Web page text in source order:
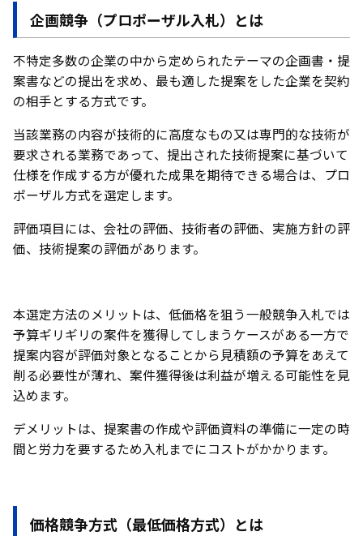
企画競争（プロポーザル入札）とは
不特定多数の企業の中から定められたテーマの企画書・提
案書などの提出を求め、最も適した提案をした企業を契約
の相手とする方式です。
当該業務の内容が技術的に高度なもの又は専門的な技術が
要求される業務であって、提出された技術提案に基づいて
仕様を作成する方が優れた成果を期待できる場合は、プロ
ポーザル方式を選定します。
評価項目には、会社の評価、技術者の評価、実施方針の評
価、技術提案の評価があります。
本選定方法のメリットは、低価格を狙う一般競争入札では
予算ギリギリの案件を獲得してしまうケースがある一方で
提案内容が評価対象となることから見積額の予算をあえて
削る必要性が薄れ、案件獲得後は利益が増える可能性を見
込めます。
デメリットは、提案書の作成や評価資料の準備に一定の時
間と労力を要するため入札までにコストがかかります。
価格競争方式（最低価格方式）とは